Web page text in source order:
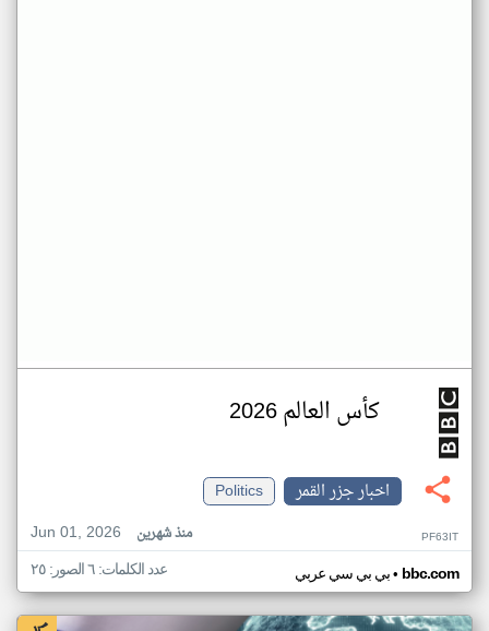
كأس العالم 2026
اخبار جزر القمر
Politics
Jun 01, 2026
منذ شهرين PF63IT
بي بي سي عربي• bbc.com عدد الكلمات: ٦ الصور: ٢٥